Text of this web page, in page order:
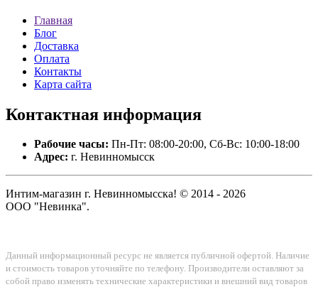
Главная
Блог
Доставка
Оплата
Контакты
Карта сайта
Контактная информация
Рабочие часы: Пн-Пт: 08:00-20:00, Сб-Вс: 10:00-18:00
Адрес: г. Невинномысск
Интим-магазин г. Невинномысска! © 2014 - 2026
ООО "Невинка".
Данный информационный ресурс не является публичной офертой. Наличие
и стоимость товаров уточняйте по телефону. Производители оставляют за
собой право изменять технические характеристики и внешний вид товаров